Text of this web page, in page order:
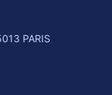
PARIS